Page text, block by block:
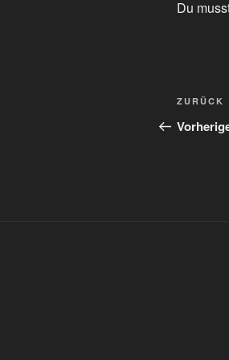
Du
Beitrag
ZURÜCK